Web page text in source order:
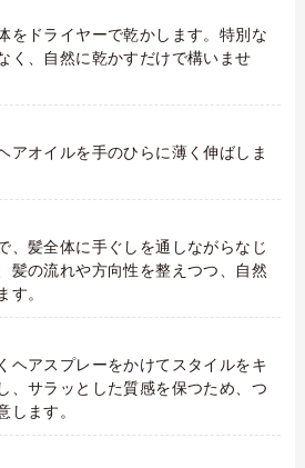
をドライヤーで乾かします。特別な
く、自然に乾かすだけで構いませ
アオイルを手のひらに薄く伸ばしま
、髪全体に手ぐしを通しながらなじ
髪の流れや方向性を整えつつ、自然
す。
ヘアスプレーをかけてスタイルをキ
、サラッとした質感を保つため、つ
します。